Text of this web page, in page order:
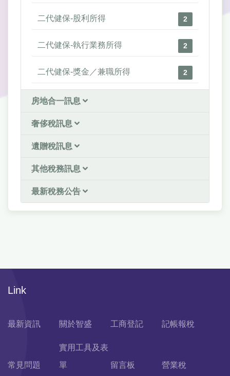
二代健保-股利所得 2
二代健保-執行業務所得 2
二代健保-獎金／兼職所得 2
房地合一訊息
奢侈稅訊息
遺贈稅訊息
其他稅務訊息
最新稅務公告
Link
最新資訊 關於智盛 工商登記 記帳報稅
常見問題
實用工具及表
單
留言板 營業稅